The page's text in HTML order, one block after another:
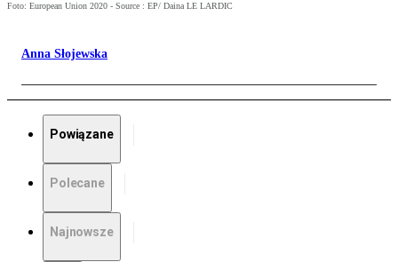
Foto: European Union 2020 - Source : EP/ Daina LE LARDIC
Anna Słojewska
Powiązane
Polecane
Najnowsze